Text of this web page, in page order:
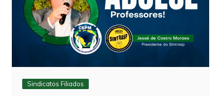
Sindicatos Filiados